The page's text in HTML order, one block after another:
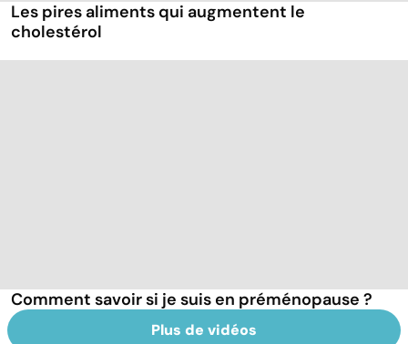
Les pires aliments qui augmentent le
cholestérol
Comment savoir si je suis en préménopause ?
Plus de vidéos